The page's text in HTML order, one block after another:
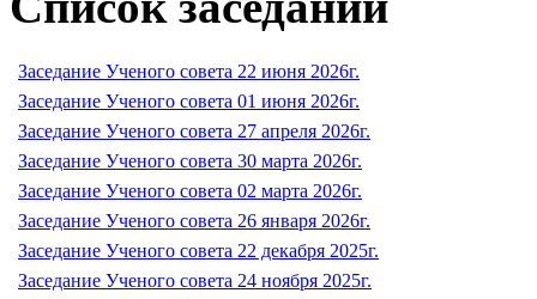
Заседание Ученого совета 22 июня 2026г.
Заседание Ученого совета 01 июня 2026г.
Заседание Ученого совета 27 апреля 2026г.
Заседание Ученого совета 30 марта 2026г.
Заседание Ученого совета 02 марта 2026г.
Заседание Ученого совета 26 января 2026г.
Заседание Ученого совета 22 декабря 2025г.
Заседание Ученого совета 24 ноября 2025г.